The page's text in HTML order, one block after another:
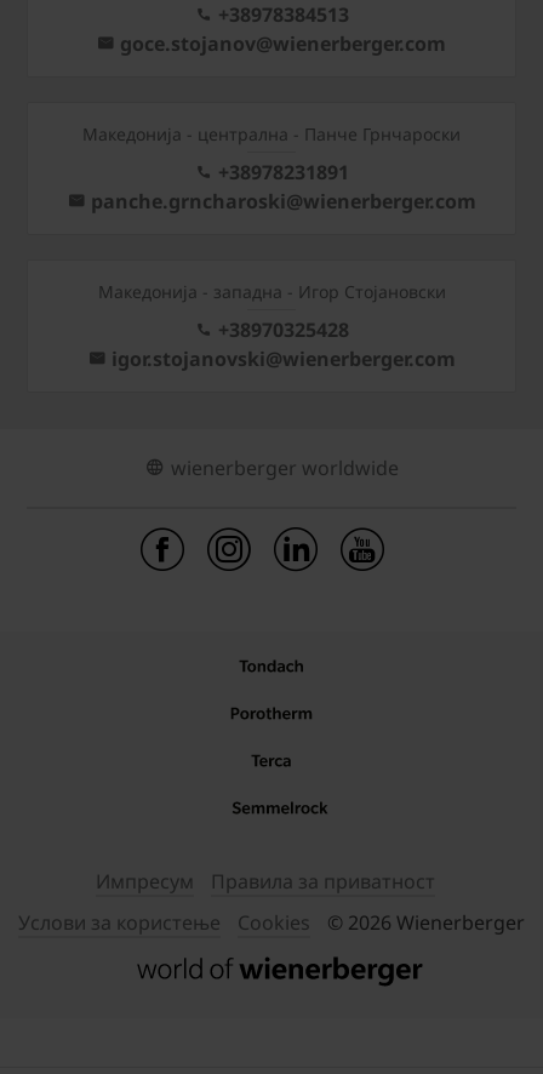
+38978384513
goce.stojanov@wienerberger.com
Mакедонија - централна - Панче Грнчароски
+38978231891
panche.grncharoski@wienerberger.com
Mакедонија - западна - Игор Стојановски
+38970325428
igor.stojanovski@wienerberger.com
wienerberger worldwide
Импресум
Правила за приватност
Услови за користење
Cookies © 2026 Wienerberger